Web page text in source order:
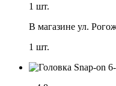
1 шт.
В магазине ул.
1 шт.